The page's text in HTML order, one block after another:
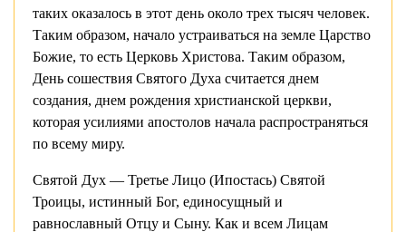
таких оказалось в этот день около трех тысяч человек.
Таким образом, начало устраиваться на земле Царство
Божие, то есть Церковь Христова. Таким образом,
День сошествия Святого Духа считается днем
создания, днем рождения христианской церкви,
которая усилиями апостолов начала распространяться
по всему миру.
Святой Дух — Третье Лицо (Ипостась) Святой
Троицы, истинный Бог, единосущный и
равнославный Отцу и Сыну. Как и всем Лицам